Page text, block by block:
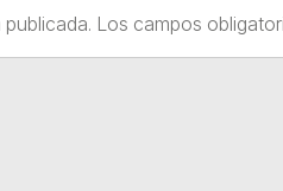
Los campos